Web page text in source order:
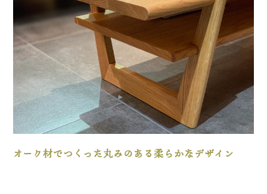
オーク材でつくった丸みのある柔らかなデザイン